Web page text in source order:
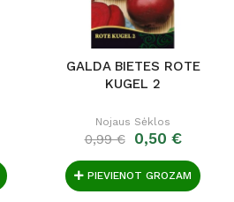
GALDA BIETES ROTE
KUGEL 2
Nojaus Sėklos
0,99 € 0,50 €
PIEVIENOT GROZAM